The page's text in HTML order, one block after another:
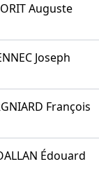
Auguste
Joseph
François
Édouard